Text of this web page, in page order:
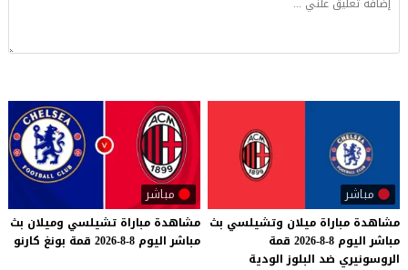
مباشر
مشاهدة مباراة ميلان وتشيلسي بث
مباشر اليوم 8-8-2026
قمة
الروسونيري ضد البلوز الودية
مباشر
مشاهدة مباراة تشيلسي وميلان بث
مباشر اليوم 8-8-2026 قمة بونغ كارنو